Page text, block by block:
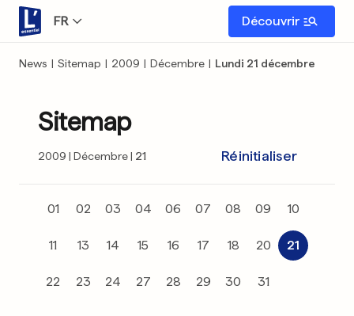
FR Découvrir
News | Sitemap | 2009 | Décembre | Lundi 21 décembre
Sitemap
2009 Décembre 21 Réinitialiser
01 02 03 04 06 07 08 09 10
11 13 14 15 16 17 18 20 21
22 23 24 27 28 29 30 31